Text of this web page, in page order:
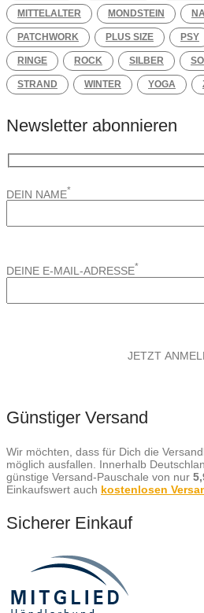
MITTELALTER MONDSTEIN
PATCHWORK PLUS SIZE PSY
RINGE ROCK SILBER
STRAND WINTER YOGA
Newsletter abonnieren
DEIN NAME*
DEINE E-MAIL-ADRESSE*
Günstiger Versand
Wir möchten, dass für Dich die
möglich ausfallen. Innerhalb
günstige Versand-Pauschale von nur
Einkaufswert auch kostenlosen
Sicherer Einkauf